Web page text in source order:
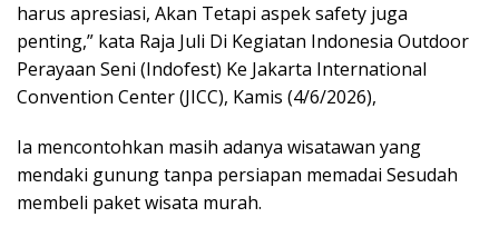
harus apresiasi, Akan Tetapi aspek safety juga
penting,” kata Raja Juli Di Kegiatan Indonesia Outdoor
Perayaan Seni (Indofest) Ke Jakarta International
Convention Center (JICC), Kamis (4/6/2026),
Ia mencontohkan masih adanya wisatawan yang
mendaki gunung tanpa persiapan memadai Sesudah
membeli paket wisata murah.